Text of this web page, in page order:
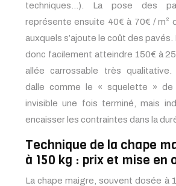
techniques…). La pose des
représente ensuite 40€ à 70€ / m²
auxquels s’ajoute le coût des
donc facilement atteindre 150€ à
allée carrossable très
dalle comme le « squelette »
invisible une fois terminé, mais
encaisser les contraintes dans la
Technique de la chape
à 150 kg : prix et mise en
La chape maigre, souvent dosée à